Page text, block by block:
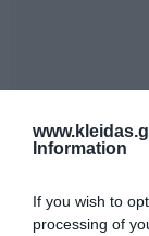
Information
If you wish to
processing of
- +